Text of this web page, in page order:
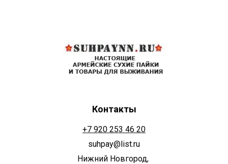
Контакты
+7 920 253 46 20
suhpay@list.ru
Нижний Новгород,